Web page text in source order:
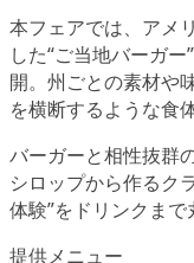
本フェアでは、アメ
した“ご当地バーガ
開。州ごとの素材や
を横断するような食
バーガーと相性抜群
シロップから作るク
体験”をドリンクまで
提供メニュー